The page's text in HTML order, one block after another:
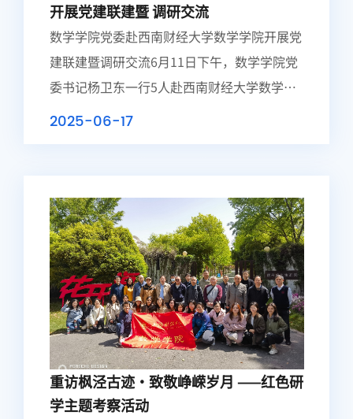
开展党建联建暨 调研交流
数学学院党委赴西南财经大学数学学院开展党
建联建暨调研交流6月11日下午，数学学院党
委书记杨卫东一行5人赴西南财经大学数学学
院开展党建联建暨调研座谈。西南财经大学数
2025-06-17
重访枫泾古迹・致敬峥嵘岁月 ——红色研
学主题考察活动